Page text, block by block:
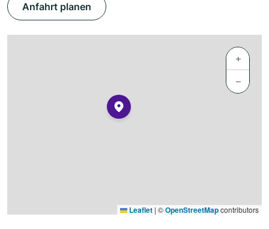
Anfahrt planen
+
−
Leaflet | ©OpenStreetMapcontributors